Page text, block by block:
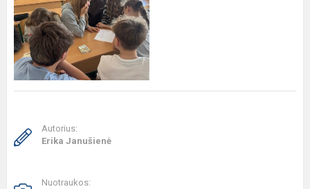
Autorius:
Erika Janušienė
Nuotraukos: